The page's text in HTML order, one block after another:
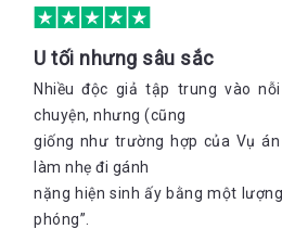
U tối nhưng sâu sắc
Nhiều độc giả tập trung vào
chuyện, nhưng (cũng
giống như trường hợp của Vụ
làm nhẹ đi gánh
nặng hiện sinh ấy bằng một
phóng”.